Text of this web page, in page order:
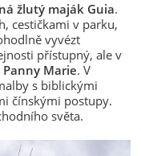
žlutý maják Guia.
cestičkami v parku,
vyvézt
přístupný, ale v
Panny Marie. V
s biblickými
čínskými postupy.
světa.